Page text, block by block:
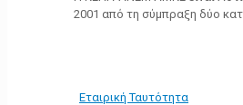
2001 από τη σύμπραξη δύο
Εταιρική Ταυτότητα